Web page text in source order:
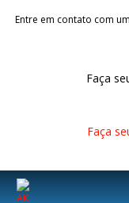
Entre em contato com
Faça
Faça